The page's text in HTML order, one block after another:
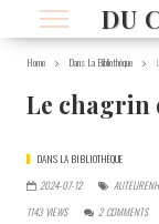
DU
Home Dans La Bibliothèque
Le chagrin
DANS LA BIBLIOTHÈQUE
2024-07-12
AUTEURENH
1143 VIEWS 2 COMMENTS